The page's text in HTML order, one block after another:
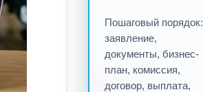
Пошаговый порядок:
заявление,
документы, бизнес-
план, комиссия,
договор, выплата,